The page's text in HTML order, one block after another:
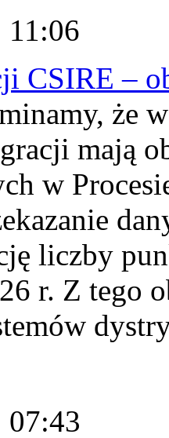
11:06
CSIRE –
że
mają
w
liczby
r. Z tego
07:43